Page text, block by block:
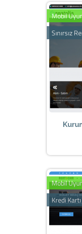
Mobil
Sınırsız
Mobil
Kredi